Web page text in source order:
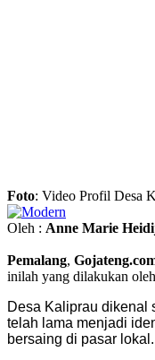
Foto: Video Profil Desa
Oleh : Anne Marie
Pemalang,
inilah yang dilakukan
Desa Kaliprau dikenal
telah lama menjadi
bersaing di pasar lokal.